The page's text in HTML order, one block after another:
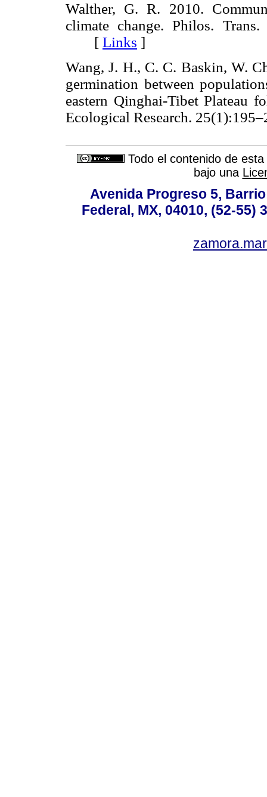
Walther, G. R. 2010.
climate change. Philos.
[ Links ]
Wang, J. H., C. C. Baskin, W.
germination between
eastern Qinghai-Tibet Plateau
Ecological Research.
Todo el contenido de
bajo una
Avenida Progreso 5,
Federal, MX, 04010, (52-55)